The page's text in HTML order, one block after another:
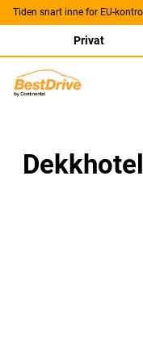
Tiden snart inne for EU-
Privat